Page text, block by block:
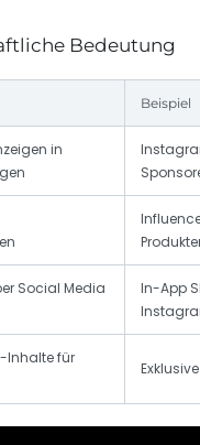
Bedeutung
Beispiel
in
Social Media
In-App
Inhalte für